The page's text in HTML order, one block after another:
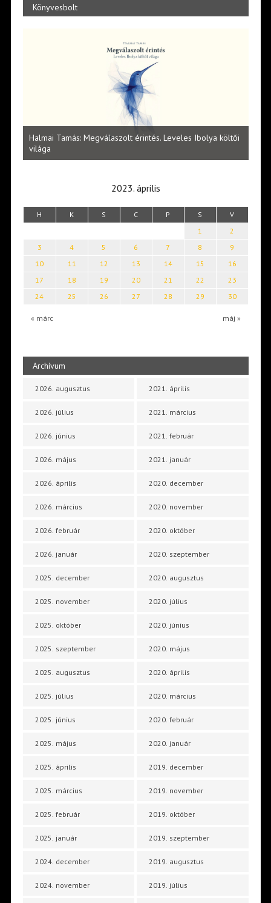
Könyvesbolt
Lakatos Fleisz Katalin: Vasárnap délután Sárszegen
2023. április
H K S C P S V
« márc máj »
1
2
3
4 5 6 7 8
9
10
11 12 13 14 15
16
17
18 19 20 21 22
23
24
25 26 27 28 29 30
Archívum
2026. augusztus
2026. július
2026. június
2026. május
2026. április
2026. március
2026. február
2026. január
2025. december
2025. november
2025. október
2025. szeptember
2025. augusztus
2025. július
2025. június
2025. május
2025. április
2025. március
2025. február
2025. január
2024. december
2024. november
2021. április
2021. március
2021. február
2021. január
2020. december
2020. november
2020. október
2020. szeptember
2020. augusztus
2020. július
2020. június
2020. május
2020. április
2020. március
2020. február
2020. január
2019. december
2019. november
2019. október
2019. szeptember
2019. augusztus
2019. július